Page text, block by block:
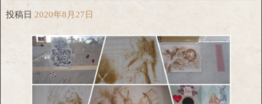
投稿日 2020年8月27日